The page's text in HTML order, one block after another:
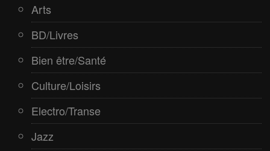
Spiritualité
Arts
BD/Livres
Bien être/Santé
Culture/Loisirs
Electro/Transe
Jazz